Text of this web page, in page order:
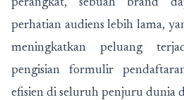
perangkat, sebuah brand
perhatian audiens lebih lama,
meningkatkan peluang
pengisian formulir
efisien di seluruh penjuru dunia